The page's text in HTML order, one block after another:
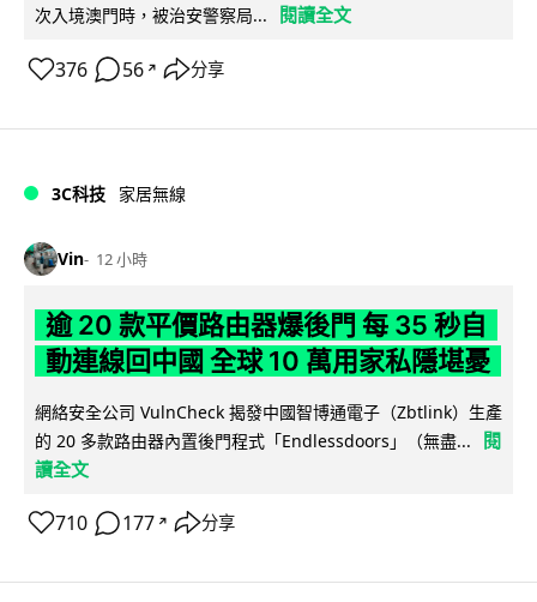
次入境澳門時，被治安警察局...
閱讀全文
376 56 ↗ 分享
3C科技 家居無線
Vin 12 小時
逾 20 款平價路由器爆後門 每 35 秒自
動連線回中國 全球 10 萬用家私隱堪憂
網絡安全公司 VulnCheck 揭發中國智博通電子（Zbtlink）生產
的 20 多款路由器內置後門程式「Endlessdoors」（無盡...
閱
讀全文
710 177 ↗ 分享